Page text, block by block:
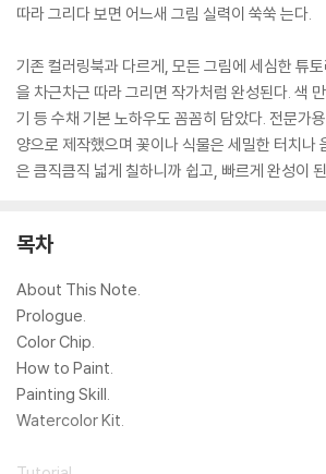
따라 그리다 보면 어느새 그림 실력이 쑥쑥 는다.
기존 컬러링북과 다르게, 모든 그림에 세심한 튜
을 차근차근 따라 그리면 작가처럼 완성된다. 색
기 등 수채 기본 노하우도 꼼꼼히 담았다. 전문가
양으로 제작했으며 꽃이나 식물은 세밀한 터치나
은 큼직큼직 넓게 칠하니까 쉽고, 빠르게 완성이
목차
About This Note.
Prologue.
Color Chip.
How to Paint.
Painting Skill.
Watercolor Kit.